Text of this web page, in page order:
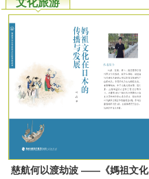
慈航何以渡劫波 ——《媽祖文化